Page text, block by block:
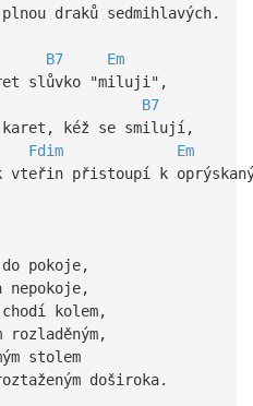
draků sedmihlavých.
B7
Em
slůvko "miluji",
B7
karet, kéž se smilují,
Fdim
Em
přistoupí k
pokoje,
kolem,
stolem
doširoka.